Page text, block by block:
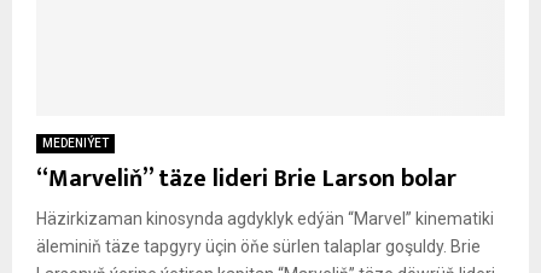
MEDENIÝET
“Marveliň” täze lideri Brie Larson bolar
Häzirkizaman kinosynda agdyklyk edýän “Marvel” kinematiki
äleminiň täze tapgyry üçin öňe sürlen talaplar goşuldy. Brie